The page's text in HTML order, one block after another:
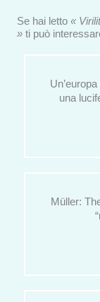
Se hai letto «
» ti può
una
Müller: